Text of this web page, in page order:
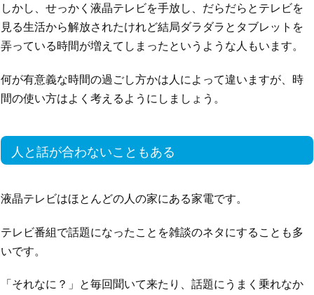
しかし、せっかく液晶テレビを手放し、だらだらとテレビを
見る生活から解放されたけれど結局ダラダラとタブレットを
弄っている時間が増えてしまったというような人もいます。
何が有意義な時間の過ごし方かは人によって違いますが、時
間の使い方はよく考えるようにしましょう。
人と話が合わないこともある
液晶テレビはほとんどの人の家にある家電です。
テレビ番組で話題になったことを雑談のネタにすることも多
いです。
「それなに？」と毎回聞いて来たり、話題にうまく乗れなか